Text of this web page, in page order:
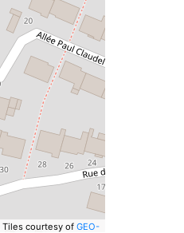
Tiles courtesy of GEO-